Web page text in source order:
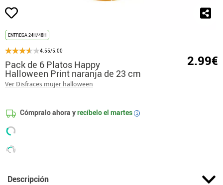
ENTREGA 24H/48H
4.55/5.00
Pack de 6 Platos Happy
Halloween Print naranja de 23 cm
Ver Disfraces mujer halloween
2.99€
Cómpralo ahora yrecíbelo el martes i
Descripción